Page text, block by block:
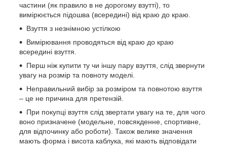
частини (як правило в не дорогому взутті), то
вимірюється підошва (всередині) від краю до краю.
Взуття з незнімною устілкою
Вимірювання проводяться від краю до краю
всередині взуття.
Перш ніж купити ту чи іншу пару взуття, слід звернути
увагу на розмір та повноту моделі.
Неправильний вибір за розміром та повнотою взуття
– це не причина для претензій.
При покупці взуття слід звертати увагу на те, для чого
воно призначене (модельне, повсякденне, спортивне,
для відпочинку або роботи). Також велике значення
мають форма і висота каблука, які мають відповідати